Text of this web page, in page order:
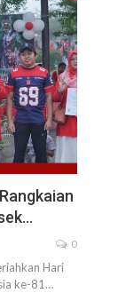
0
Hari
ke-81…